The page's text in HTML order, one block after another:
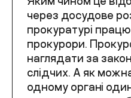
через досудове
прокуратурі
прокурори.
наглядати за
слідчих. А як
одному органі